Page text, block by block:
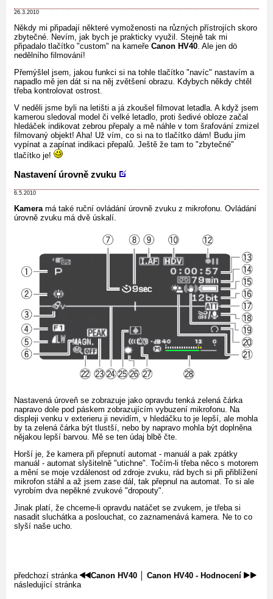
26.3.2010
Někdy mi připadají některé vymoženosti na různých přístrojích skoro
zbytečné. Nevím, jak bych je prakticky využil. Stejně tak mi
připadalo tlačítko "custom" na kameře Canon HV40. Ale jen dö
nedělního filmování!
Přemýšlel jsem, jakou funkci si na tohle tlačítko "navíc" nastavím a
napadlo mě jen dát si na něj zvětšení obrazu. Kdybych někdy chtěl
třeba kontrolovat ostrost.
V neděli jsme byli na letišti a já zkoušel filmovat letadla. A když jsem
kamerou sledoval model či velké letadlo, proti šedivé obloze začal
hledáček indikovat zebrou přepaly a mě náhle v tom šrafování zmizel
filmovaný objekt! Aha! Už vím, co si na to tlačítko dám! Budu jím
vypínat a zapínat indikaci přepalů. Ještě že tam to "zbytečné"
tlačítko je!
Nastavení úrovně zvuku
6.5.2010
Kamera má také ruční ovládání úrovně zvuku z mikrofonu. Ovládání
úrovně zvuku má dvě úskalí.
Nastavená úroveň se zobrazuje jako opravdu tenká zelená čárka
napravo dole pod páskem zobrazujícím vybuzení mikrofonu. Na
displeji venku v exterieru ji nevidím, v hledáčku to je lepší, ale mohla
by ta zelená čárka být tlustší, nebo by napravo mohla být doplněna
nějakou lepší barvou. Mě se ten údaj blbě čte.
Horší je, že kamera při přepnutí automat - manuál a pak zpátky
manuál - automat slyšitelně "utichne". Točím-li třeba něco s motorem
a mění se moje vzdálenost od zdroje zvuku, rád bych si při přiblížení
mikrofon stáhl a až jsem zase dál, tak přepnul na automat. To si ale
vyrobím dva nepěkné zvukové "dropouty".
Jinak platí, že chceme-li opravdu natáčet se zvukem, je třeba si
nasadit sluchátka a poslouchat, co zaznamenává kamera. Ne to co
slyší naše ucho.
předchozí stránka Canon HV40
Canon HV40 - Hodnocení
následující stránka